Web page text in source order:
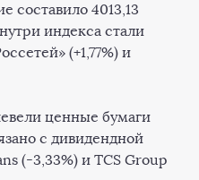
составило 4013,13
индекса стали
(+1,77%) и
ценные бумаги
с дивидендной
(-3,33%) и TCS Group